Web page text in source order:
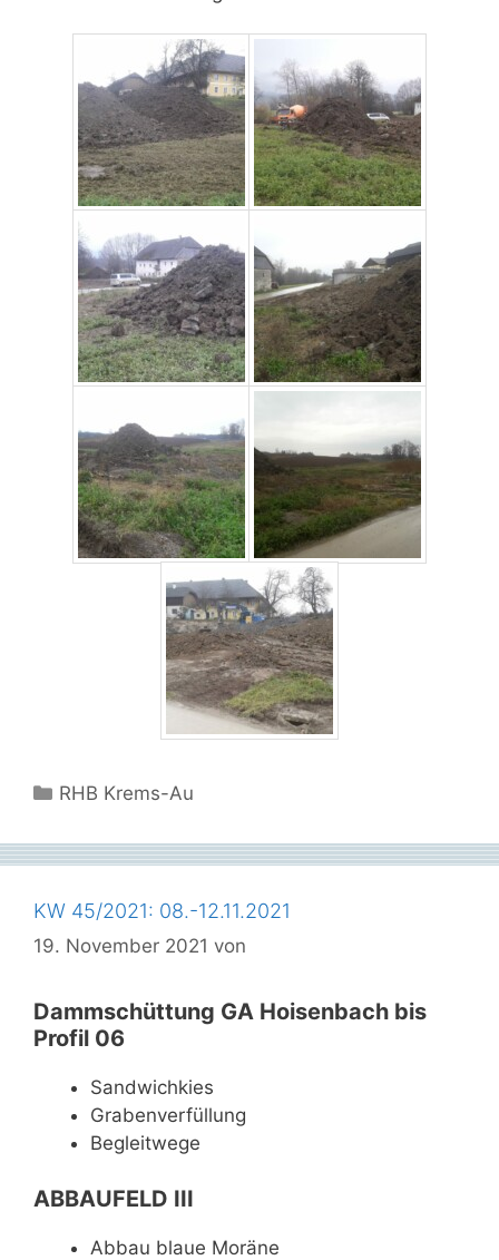
Kategorien
RHB Krems-Au
KW 45/2021: 08.-12.11.2021
19. November 2021 von
Dammschüttung GA Hoisenbach bis
Profil 06
Sandwichkies
Grabenverfüllung
Begleitwege
ABBAUFELD III
Abbau blaue Moräne